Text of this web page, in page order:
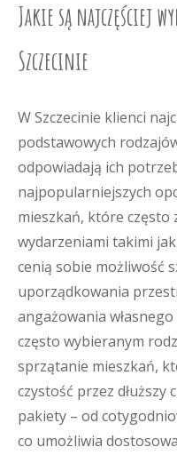
Jakie są najczęściej
Szczecinie
W Szczecinie klienci
podstawowych
odpowiadają ich
najpopularniejszych
mieszkań, które często
wydarzeniami takimi
cenią sobie możliwość
uporządkowania
angażowania
często wybieranym
sprzątanie mieszkań,
czystość przez dłuższy
pakiety – od
co umożliwia